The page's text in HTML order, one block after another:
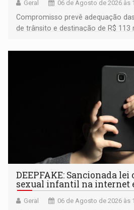
Geral 06 de Agosto de 2026 às
Compromisso prevê adequação
de trânsito e destinação de R$
DEEPFAKE: Sancionada
sexual infantil na internet
Geral 06 de Agosto de 2026 às